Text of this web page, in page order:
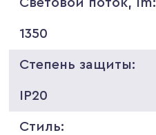
1350
Степень защиты:
IP20
Стиль: